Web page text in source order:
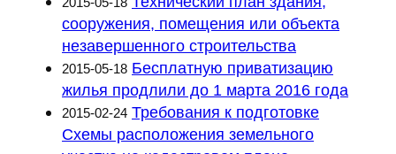
сооружения, помещения или объекта
незавершенного строительства
2015-05-18 Бесплатную приватизацию
жилья продлили до 1 марта 2016 года
2015-02-24 Требования к подготовке
Схемы расположения земельного